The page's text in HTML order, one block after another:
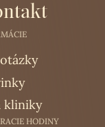
kliniky
HODINY